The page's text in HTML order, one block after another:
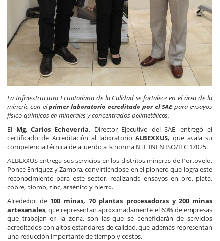
La Infraestructura Ecuatoriana de la Calidad se fortalece en el área de la
minería con elprimer laboratorio acreditado por el SAEpara ensayos
físico-químicos en minerales y concentrados polimetálicos.
El Mg. Carlos Echeverría, Director Ejecutivo del SAE, entregó el
certificado de Acreditación al laboratorioALBEXXUS, que avala su
competencia técnica de acuerdo a la norma NTE INEN ISO/IEC 17025.
ALBEXXUS entrega sus servicios en los distritos mineros de Portovelo,
Ponce Enríquez y Zamora, convirtiéndose en el pionero que logra este
reconocimiento para este sector, realizando ensayos en oro, plata,
cobre, plomo, zinc, arsénico y hierro.
Alrededor de 100 minas, 70 plantas procesadoras y 200 minas
artesanales, que representan aproximadamente el 60% de empresas
que trabajan en la zona, son las que se beneficiarán de servicios
acreditados con altos estándares de calidad, que además representan
una reducción importante de tiempo y costos.